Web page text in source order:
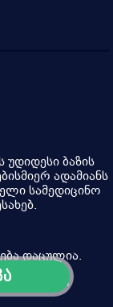
ბაზის
ადამიანს
სამედიცინო
დაცულია.
of "Digital